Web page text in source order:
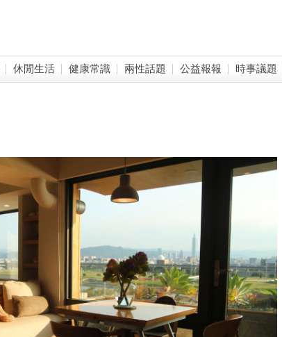
休閒生活 健康常識 兩性話題 公益報報 時事議題